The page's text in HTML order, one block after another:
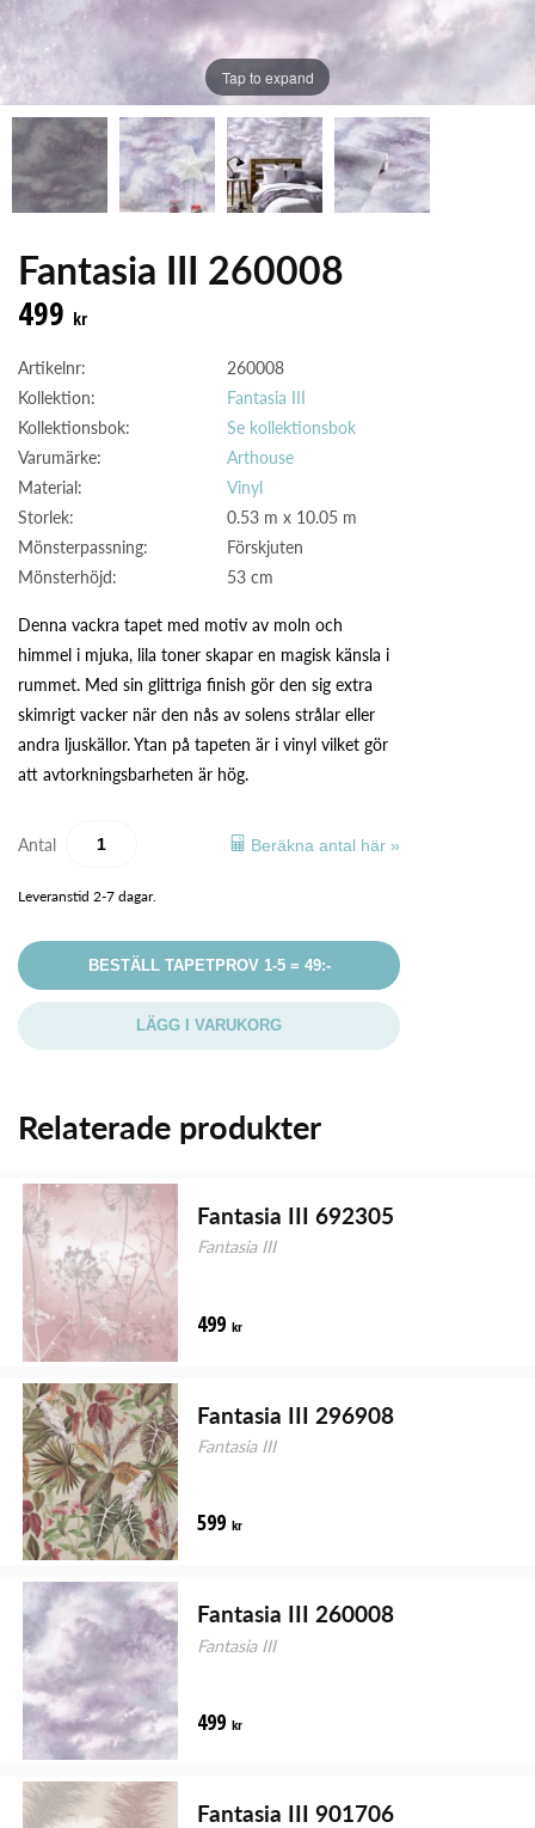
Tap to expand
Fantasia III 260008
499 kr
Artikelnr:
260008
Kollektion:
Fantasia III
Kollektionsbok:
Se kollektionsbok
Varumärke:
Arthouse
Material:
Vinyl
Storlek:
0.53 m x 10.05 m
Mönsterpassning:
Förskjuten
Mönsterhöjd:
53 cm
Denna vackra tapet med motiv av moln och
himmel i mjuka, lila toner skapar en magisk känsla i
rummet. Med sin glittriga finish gör den sig extra
skimrigt vacker när den nås av solens strålar eller
andra ljuskällor. Ytan på tapeten är i vinyl vilket gör
att avtorkningsbarheten är hög.
Antal Beräkna antal här »
Leveranstid 2-7 dagar.
BESTÄLL TAPETPROV 1-5 = 49:-
LÄGG I VARUKORG
Relaterade produkter
Fantasia III 692305
Fantasia III
499 kr
Fantasia III 296908
Fantasia III
599 kr
Fantasia III 260008
Fantasia III
499 kr
Fantasia III 901706